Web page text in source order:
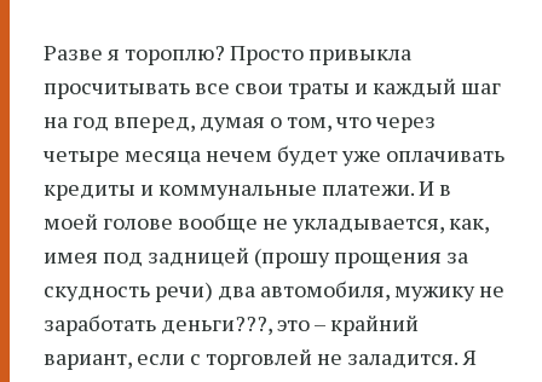
Разве я тороплю? Просто привыкла
просчитывать все свои траты и каждый шаг
на год вперед, думая о том, что через
четыре месяца нечем будет уже оплачивать
кредиты и коммунальные платежи. И в
моей голове вообще не укладывается, как,
имея под задницей (прошу прощения за
скудность речи) два автомобиля, мужику не
заработать деньги???, это – крайний
вариант, если с торговлей не заладится. Я